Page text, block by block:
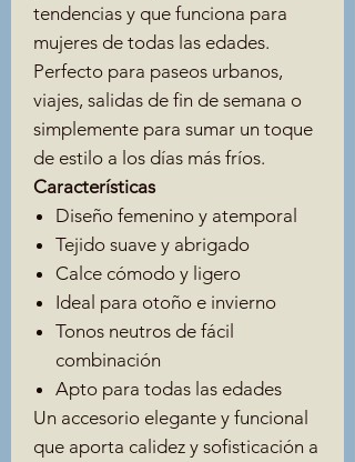
tendencias y que funciona para
mujeres de todas las edades.
Perfecto para paseos urbanos,
viajes, salidas de fin de semana o
simplemente para sumar un toque
de estilo a los días más fríos.
Características
Diseño femenino y atemporal
Tejido suave y abrigado
Calce cómodo y ligero
Ideal para otoño e invierno
Tonos neutros de fácil
combinación
Apto para todas las edades
Un accesorio elegante y funcional
que aporta calidez y sofisticación a